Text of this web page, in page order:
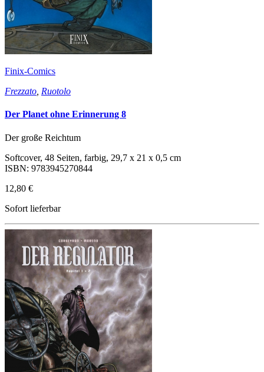
Finix-Comics
Frezzato Ruotolo
Der Planet ohne Erinnerung 8
Der große Reichtum
Softcover, 48 Seiten, farbig, 29,7 x 21 x 0,5 cm
ISBN: 9783945270844
12,80 €
Sofort lieferbar